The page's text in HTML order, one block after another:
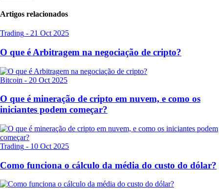
Artigos relacionados
Trading - 21 Oct 2025
O que é Arbitragem na negociação de cripto?
Bitcoin - 20 Oct 2025
O que é mineração de cripto em nuvem, e como os
iniciantes podem começar?
Trading - 10 Oct 2025
Como funciona o cálculo da média do custo do dólar?